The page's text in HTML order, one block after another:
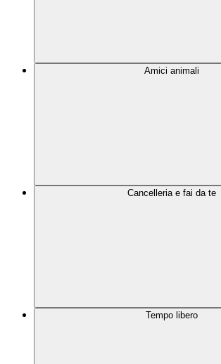
Amici animali
Cancelleria e fai da te
Tempo libero